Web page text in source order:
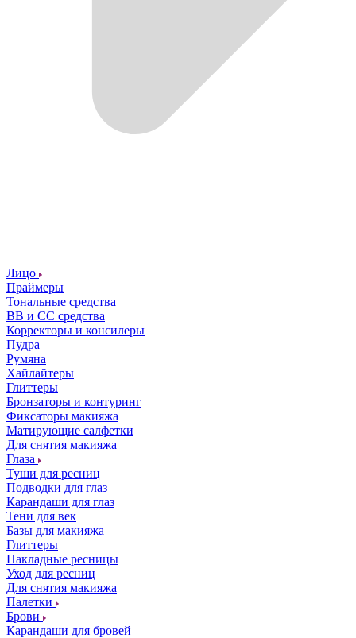
Лицо
Праймеры
Тональные средства
ВВ и СС средства
Корректоры и консилеры
Пудра
Румяна
Хайлайтеры
Глиттеры
Бронзаторы и контуринг
Фиксаторы макияжа
Матирующие салфетки
Для снятия макияжа
Глаза
Туши для ресниц
Подводки для глаз
Карандаши для глаз
Тени для век
Базы для макияжа
Глиттеры
Накладные ресницы
Уход для ресниц
Для снятия макияжа
Палетки
Брови
Карандаши для бровей